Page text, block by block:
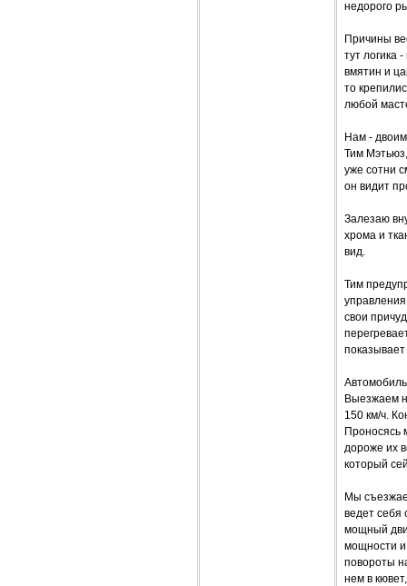
недорого
Причины
тут логика
вмятин и
то
любой
Нам - двоим
Тим
уже сотни
он видит
Залезаю
хрома и
вид.
Тим
свои
Выезжаем
150 км/ч.
Проносясь
дороже их
который
Мы
ведет себя
мощный
мощности и
повороты
нем в